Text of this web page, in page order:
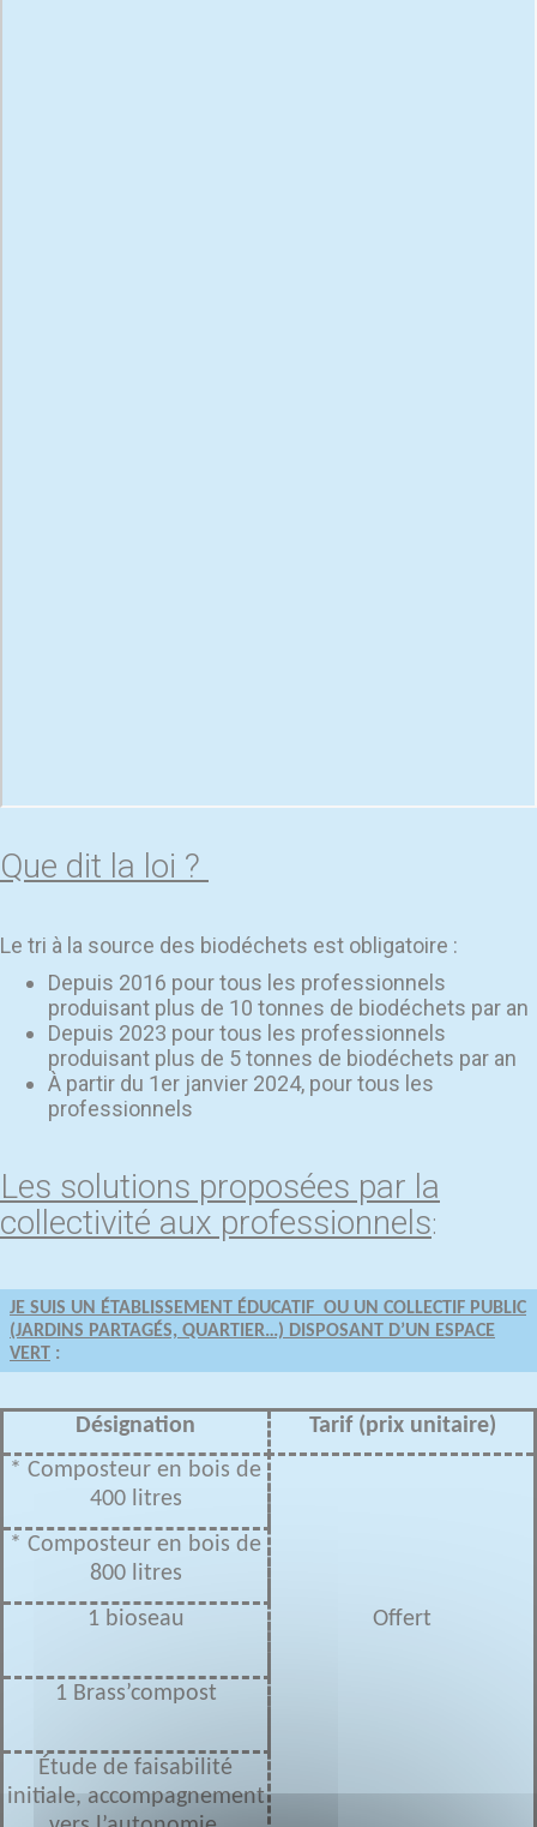
Que dit la loi ?
Le tri à la source des biodéchets est obligatoire :
Depuis 2016 pour tous les professionnels
produisant plus de 10 tonnes de biodéchets par an
Depuis 2023 pour tous les professionnels
produisant plus de 5 tonnes de biodéchets par an
À partir du 1er janvier 2024, pour tous les
professionnels
Les solutions proposées par la
collectivité aux professionnels:
JE SUIS UN ÉTABLISSEMENT ÉDUCATIF OU UN COLLECTIF PUBLIC
(JARDINS PARTAGÉS, QUARTIER…) DISPOSANT D’UN ESPACE
VERT :
Désignation
Tarif (prix unitaire)
* Composteur en bois de
400 litres
Offert
* Composteur en bois de
800 litres
1 bioseau
1 Brass’compost
Étude de faisabilité
initiale, accompagnement